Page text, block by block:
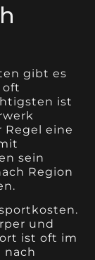
gibt es
oft
ist
Regel eine
sein
Region
und
ist oft im
nach